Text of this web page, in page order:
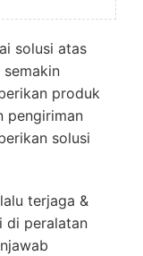
solusi atas
produk
pengiriman
solusi
terjaga &
di peralatan